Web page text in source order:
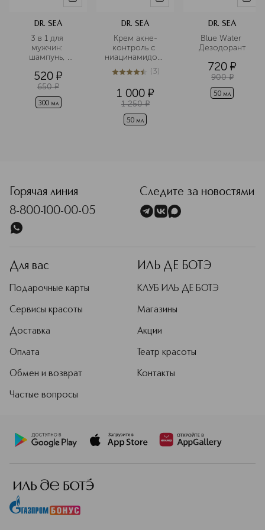
встречается с природой, чтобы
раскрыть ваш естественный
потенциал красоты!
Подробнее
DR. SEA
3 в 1 для
мужчин:
шампунь,
гель для душа
520 ¤
650 ¤
300 мл
DR. SEA
Крем акне-
контроль с
ниацинамидом
и азелаиновой
кислотой
4.7 из53 (3)
1 000 ¤
1 250 ¤
50 мл
DR. SEA
Blue Water
Дезодорант
720 ¤
900 ¤
50 мл
Горячая линия
8-800-100-00-05
Следите за новостями
Для вас
Подарочные карты
Сервисы красоты
Доставка
Оплата
Обмен и возврат
Частые вопросы
ИЛЬ ДЕ БОТЭ
КЛУБ ИЛЬ ДЕ БОТЭ
Магазины
Акции
Театр красоты
Контакты